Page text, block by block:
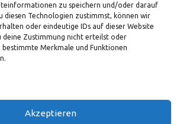
zu speichern und/oder darauf
diesen Technologien zustimmst, können wir
oder eindeutige IDs auf dieser Website
deine Zustimmung nicht erteilst oder
bestimmte Merkmale und Funktionen
Akzeptieren
erreichen